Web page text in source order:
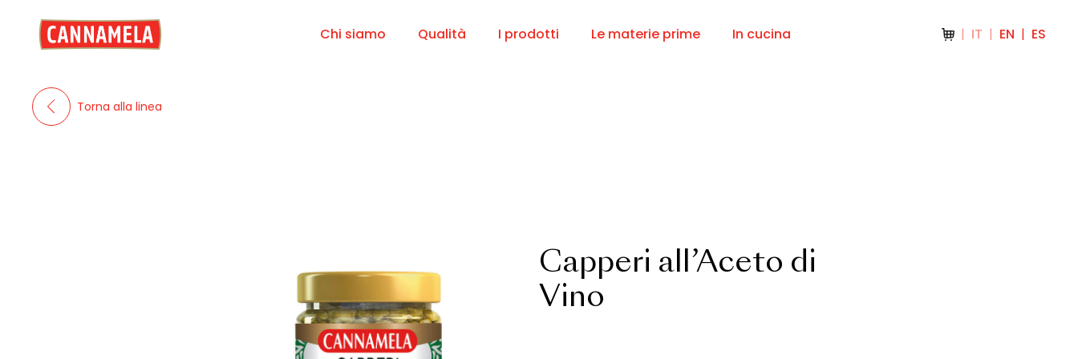
Chi siamo Qualità I prodotti Le materie prime In cucina EN
IT ES
Torna alla linea
Capperi all’Aceto di
Vino